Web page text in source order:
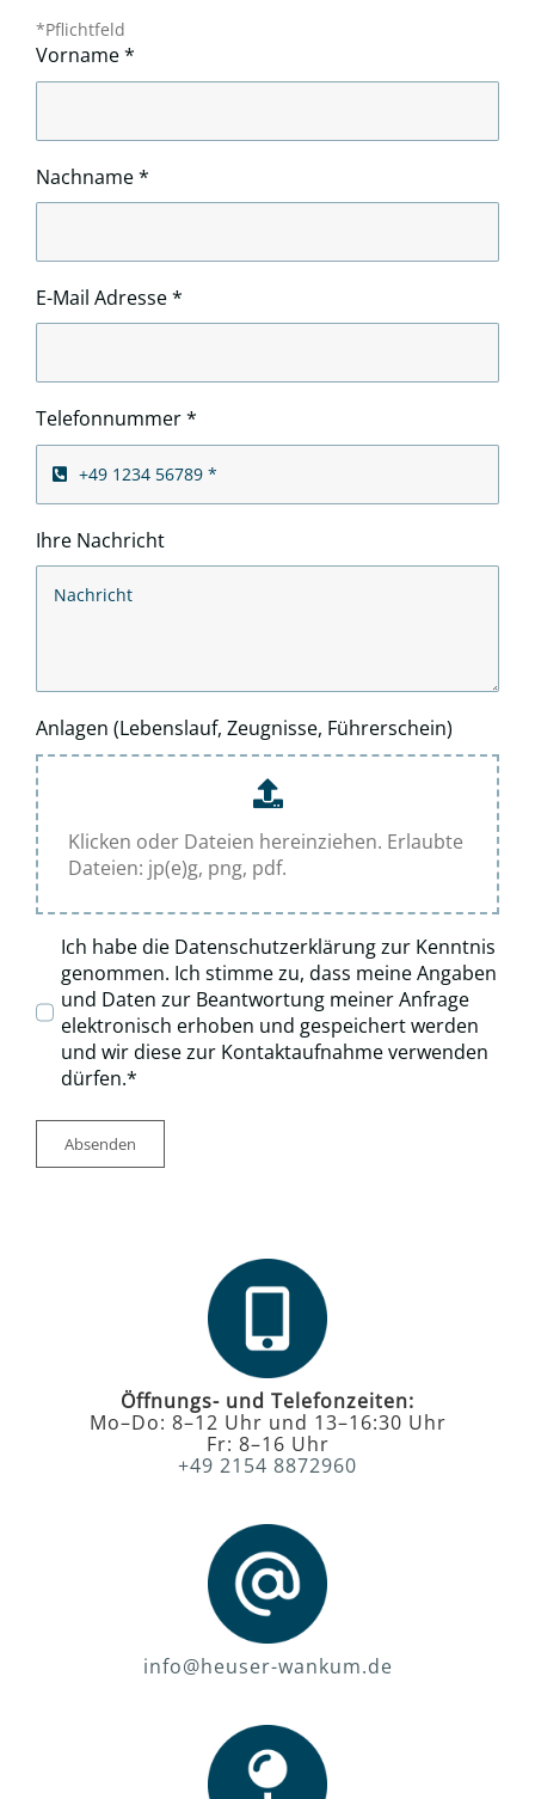
Öffnungs- und Telefonzeiten:
Mo–Do: 8–12 Uhr und 13–16:30 Uhr
Fr: 8–16 Uhr
+49 2154 8872960
info@heuser-wankum.de
*Pflichtfeld
Vorname*
Nachname*
E-Mail Adresse*
Telefonnummer*
Ihre Nachricht
Anlagen (Lebenslauf, Zeugnisse, Führerschein)
Klicken oder Dateien hereinziehen. Erlaubte
Dateien: jp(e)g, png, pdf.
Ich habe die Datenschutzerklärung zur Kenntnis
genommen. Ich stimme zu, dass meine Angaben
und Daten zur Beantwortung meiner Anfrage
elektronisch erhoben und gespeichert werden
und wir diese zur Kontaktaufnahme verwenden
dürfen.*
Absenden